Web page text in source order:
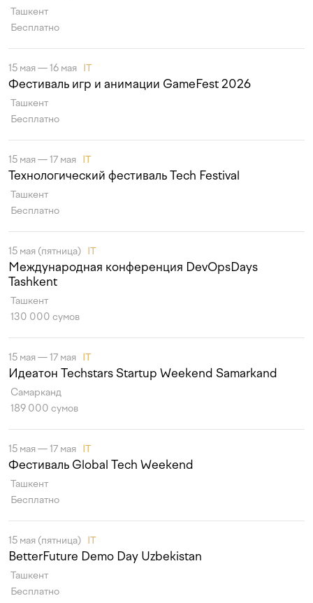
Ташкент
Бесплатно
15 мая — 16 мая IT
Фестиваль игр и анимации GameFest 2026
Ташкент
Бесплатно
15 мая — 17 мая IT
Технологический фестиваль Tech Festival
Ташкент
Бесплатно
15 мая (пятница) IT
Международная конференция DevOpsDays
Tashkent
Ташкент
130 000 сумов
15 мая — 17 мая IT
Идеатон Techstars Startup Weekend Samarkand
Самарканд
189 000 сумов
15 мая — 17 мая IT
Фестиваль Global Tech Weekend
Ташкент
Бесплатно
15 мая (пятница) IT
BetterFuture Demo Day Uzbekistan
Ташкент
Бесплатно